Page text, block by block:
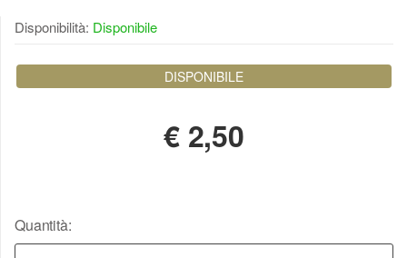
Disponibilità: Disponibile
DISPONIBILE
€ 2,50
Quantità: